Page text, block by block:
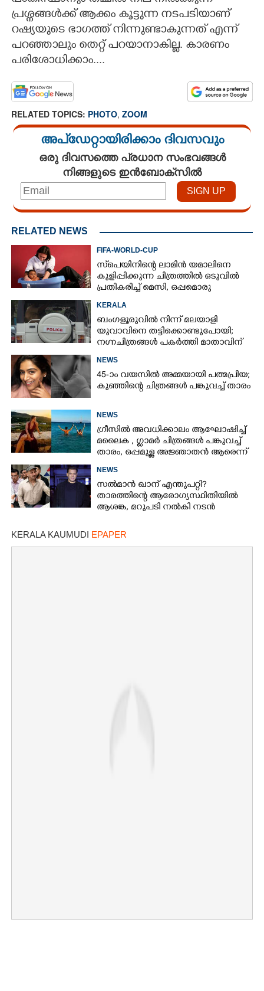
ZOOM
CONTACT US
പ്രശ്നങ്ങൾക്ക് ആക്കം കൂട്ടുന്ന നടപടിയാണ്
റഷ്യയുടെ ഭാഗത്ത് നിന്നുണ്ടാകുന്നത് എന്ന്
പറഞ്ഞാലും തെറ്റ് പറയാനാകില്ല. കാരണം
പരിശോധിക്കാം....
RELATED TOPICS: PHOTO, ZOOM
അപ്ഡേറ്റായിരിക്കാം ദിവസവും
ഒരു ദിവസത്തെ പ്രധാന സംഭവങ്ങൾ
നിങ്ങളുടെ ഇൻബോക്സിൽ
RELATED NEWS
FIFA-WORLD-CUP
സ്‌പെയിനിന്റെ ലാമിൻ യമാലിനെ
കുളിപ്പിക്കുന്ന ചിത്രത്തിൽ ഒടുവിൽ
പ്രതികരിച്ച് മെസി, ഒപ്പമൊരു
KERALA
ബംഗളൂരുവിൽ നിന്ന് മലയാളി
യുവാവിനെ തട്ടിക്കൊണ്ടുപോയി;
നഗ്നചിത്രങ്ങൾ പകർത്തി മാതാവിന്
NEWS
45-ാം വയസിൽ അമ്മയായി പത്മപ്രിയ;
കുഞ്ഞിന്റെ ചിത്രങ്ങൾ പങ്കുവച്ച് താരം
NEWS
ഗ്രീസിൽ അവധിക്കാലം ആഘോഷിച്ച്
മലൈക ,​ ഗ്ലാമർ ചിത്രങ്ങൾ പങ്കുവച്ച്
താരം,​ ഒപ്പമുള്ള അജ്ഞാതൻ ആരെന്ന്
NEWS
സൽമാൻ ഖാന് എന്തുപറ്റി?
താരത്തിന്റെ ആരോഗ്യസ്ഥിതിയിൽ
ആശങ്ക, മറുപടി നൽകി നടൻ
KERALA KAUMUDI EPAPER